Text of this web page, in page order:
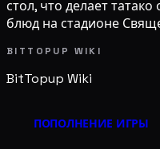
стол, что делает
блюд на стадионе
BITTOPUP WIKI
BitTopup Wiki
ПОПОЛНЕНИЕ ИГРЫ